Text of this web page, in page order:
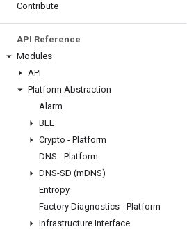
Contribute
API Reference
Modules
API
Platform Abstraction
Alarm
BLE
Crypto - Platform
DNS - Platform
DNS-SD (mDNS)
Entropy
Factory Diagnostics - Platform
Infrastructure Interface